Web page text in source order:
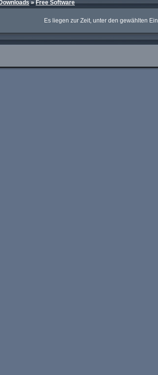
»Free Software
Es liegen zur Zeit, unter den gewählten